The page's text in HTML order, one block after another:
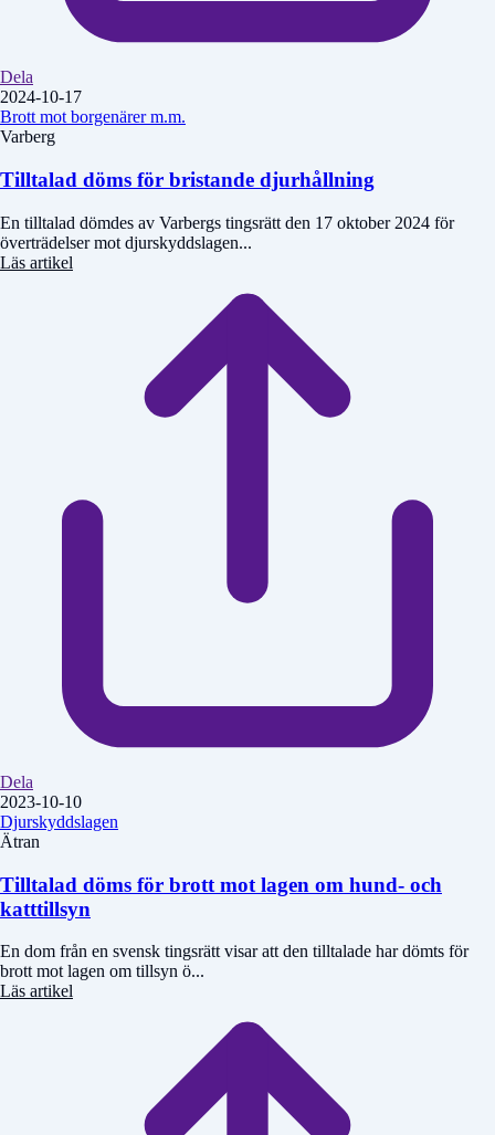
Dela
2024-10-17
Brott mot borgenärer m.m.
Varberg
Tilltalad döms för bristande djurhållning
En tilltalad dömdes av Varbergs tingsrätt den 17 oktober 2024 för
överträdelser mot djurskyddslagen...
Läs artikel
Dela
2023-10-10
Djurskyddslagen
Ätran
Tilltalad döms för brott mot lagen om hund- och
katttillsyn
En dom från en svensk tingsrätt visar att den tilltalade har dömts för
brott mot lagen om tillsyn ö...
Läs artikel